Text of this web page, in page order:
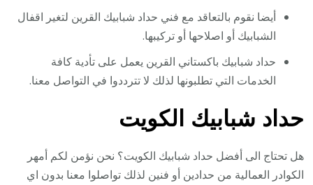
أيضا نقوم بالتعاقد مع فني حداد شبابيك القرين لتغير اقفال
الشبابيك أو اصلاحها أو تركيبها.
حداد شبابيك باكستاني القرين يعمل على تأدية كافة
الخدمات التي تطلبونها لذلك لا تترددوا في التواصل معنا.
حداد شبابيك الكويت
هل تحتاج الى أفضل حداد شبابيك الكويت؟ نحن نؤمن لكم أمهر
الكوادر العمالية من حدادين أو فنين لذلك تواصلوا معنا بدون اي